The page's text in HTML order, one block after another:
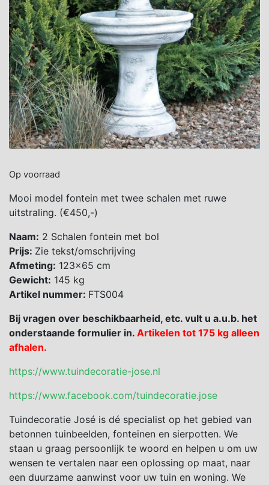
Op voorraad
Mooi model fontein met twee schalen met ruwe
uitstraling. (€450,-)
Naam: 2 Schalen fontein met bol
Prijs: Zie tekst/omschrijving
Afmeting: 123×65 cm
Gewicht: 145 kg
Artikel nummer: FTS004
Bij vragen over beschikbaarheid, etc. vult u a.u.b. het
onderstaande formulier in. Artikelen tot 175 kg alleen
afhalen.
https://www.tuindecoratie-jose.nl
https://www.facebook.com/tuindecoratie.jose
Tuindecoratie José is dé specialist op het gebied van
betonnen tuinbeelden, fonteinen en sierpotten. We
staan u graag persoonlijk te woord en helpen u om uw
wensen te vertalen naar een oplossing op maat, naar
een duurzame aanwinst voor uw tuin en woning. We